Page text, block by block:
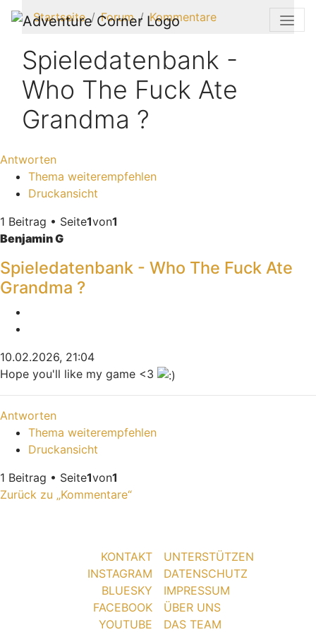
Startseite Forum Kommentare
Spieledatenbank -
Who The Fuck Ate
Grandma ?
Antworten
Thema weiterempfehlen
Druckansicht
1 Beitrag • Seite1von1
Benjamin G
Spieledatenbank - Who The Fuck Ate
Grandma ?
10.02.2026, 21:04
Hope you'll like my game <3
Antworten
Thema weiterempfehlen
Druckansicht
1 Beitrag • Seite1von1
Zurück zu „Kommentare“
KONTAKT
INSTAGRAM
BLUESKY
FACEBOOK
YOUTUBE
UNTERSTÜTZEN
DATENSCHUTZ
IMPRESSUM
ÜBER UNS
DAS TEAM